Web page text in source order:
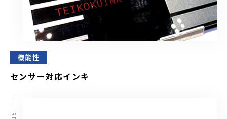
機能性
センサー対応インキ